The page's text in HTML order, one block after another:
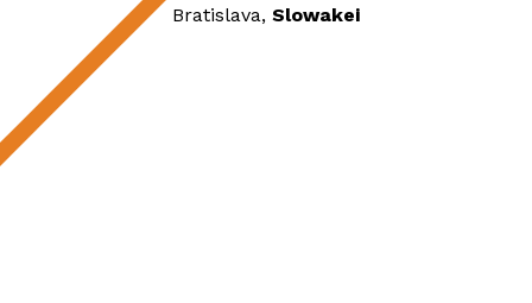
Bratislava, Slowakei